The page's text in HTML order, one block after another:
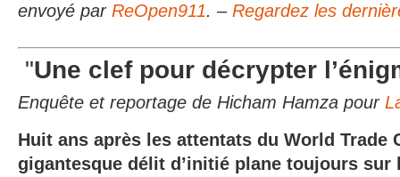
envoyé par ReOpen911. – Regardez les
"Une clef pour décrypter
Enquête et reportage de Hicham Hamza pour
Huit ans après les attentats du World Trade
gigantesque délit d’initié plane toujours sur